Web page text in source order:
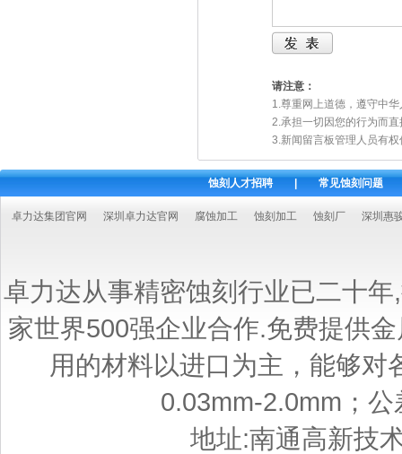
请注意：
1.尊重网上道德，遵守中
2.承担一切因您的行为而
3.新闻留言板管理人员有
蚀刻人才招聘 常见蚀刻问题
卓力达集团官网 深圳卓力达官网 腐蚀加工 蚀刻加工 蚀刻厂 深圳惠
卓力达从事精密蚀刻行业已二十
家世界500强企业合作.免费提供
用的材料以进口为主，能够
0.03mm-2.0mm；
地址:南通高新技